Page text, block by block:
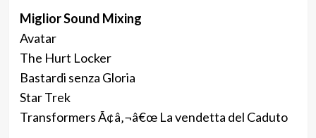
Miglior Sound Mixing
Avatar
The Hurt Locker
Bastardi senza Gloria
Star Trek
Transformers Ã¢â‚¬â€œ La vendetta del Caduto